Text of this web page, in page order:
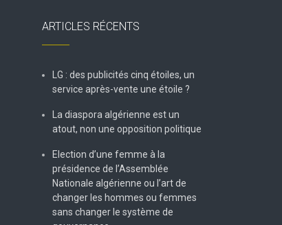
ARTICLES RÉCENTS
LG : des publicités cinq étoiles, un
service après-vente une étoile ?
La diaspora algérienne est un
atout, non une opposition politique
Election d’une femme à la
présidence de l’Assemblée
Nationale algérienne ou l’art de
changer les hommes ou femmes
sans changer le système de